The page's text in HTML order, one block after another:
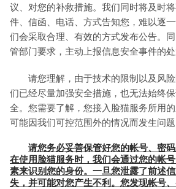
议、对您的补救措施。我们同时将及时
件、信函、电话、方式告知您，难以逐
们会采取合理、有效的方式发布公告。
管部门要求，主动上报信息安全事件的处
请您理解，由于技术的限制以及风
们已经尽量加强安全措施，也无法始终
全。您需要了解，您接入脸猫服务所用
可能因我们可控范围外的情况而发生问题
请您务必妥善保管好您的帐号、密
在使用脸猫服务时，我们会通过您的帐
素来识别您的身份。一旦您泄露了前述
失，并可能对您产生不利。您发现帐号